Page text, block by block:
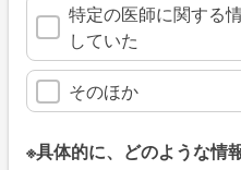
特定の医師に関する
していた
そのほか
※具体的に、どのような情